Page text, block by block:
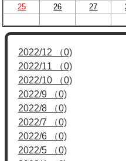
25
26 27
2022/12 （0)
2022/11 （0)
2022/10 （0)
2022/9 （0)
2022/8 （0)
2022/7 （0)
2022/6 （0)
2022/5 （0)